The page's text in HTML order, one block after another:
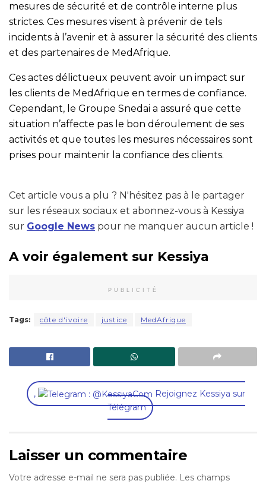
mesures de sécurité et de contrôle interne plus
strictes. Ces mesures visent à prévenir de tels
incidents à l’avenir et à assurer la sécurité des clients
et des partenaires de MedAfrique.
Ces actes délictueux peuvent avoir un impact sur
les clients de MedAfrique en termes de confiance.
Cependant, le Groupe Snedai a assuré que cette
situation n’affecte pas le bon déroulement de ses
activités et que toutes les mesures nécessaires sont
prises pour maintenir la confiance des clients.
Cet article vous a plu ? N'hésitez pas à le partager
sur les réseaux sociaux et abonnez-vous à Kessiya
sur Google News pour ne manquer aucun article !
A voir également sur Kessiya
PUBLICITÉ
Tags: côte d'ivoire justice MedAfrique
,
Rejoignez Kessiya sur
Télégram
Laisser un commentaire
Votre adresse e-mail ne sera pas publiée. Les champs